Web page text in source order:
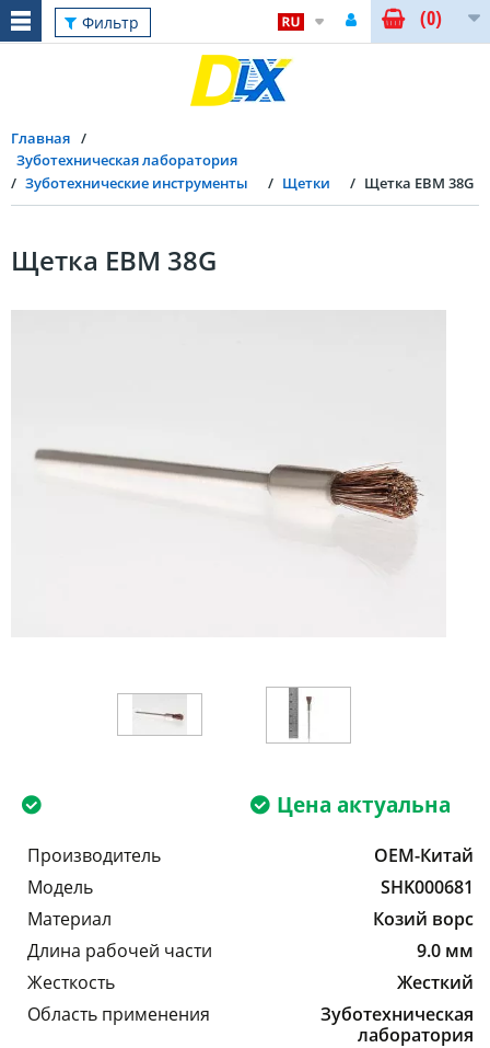
Фильтр (0)
Главная
Зуботехническая лаборатория
Зуботехнические инструменты
Щетки Щетка EBM 38G
Щетка EBM 38G
Цена актуальна
Производитель
OEM-Китай
Модель
SHK000681
Материал
Козий ворс
Длина рабочей части
9.0 мм
Жесткость
Жесткий
Область применения
Зуботехническая
лаборатория